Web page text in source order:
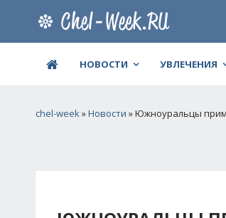
НОВОСТИ УВЛЕЧЕНИЯ
chel-week»Новости » Южноуральцы